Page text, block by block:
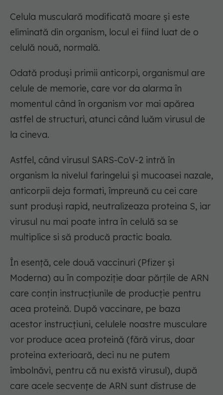
Celula musculară modificată moare și este
eliminată din organism, locul ei fiind luat de o
celulă nouă, normală.
Odată produși primii anticorpi, organismul are
celule de memorie, care vor da alarma în
momentul când în organism vor mai apărea
astfel de structuri, atunci când luăm virusul de
la cineva.
Astfel, când virusul SARS-CoV-2 intră în
organism la nivelul faringelui și mucoasei nazale,
anticorpii deja formati, împreună cu cei care
sunt produși rapid, neutralizeaza proteina S, iar
virusul nu mai poate intra în celulă sa se
multiplice si să producă practic boala.
În esență, cele două vaccinuri (Pfizer și
Moderna) au în compoziție doar părțile de ARN
care conțin instrucțiunile de producție pentru
acea proteină. După vaccinare, pe baza
acestor instrucțiuni, celulele noastre musculare
vor produce acea proteină (fără virus, doar
proteina exterioară, deci nu ne putem
îmbolnăvi, pentru că nu există virusul), după
care acele secvențe de ARN sunt distruse de